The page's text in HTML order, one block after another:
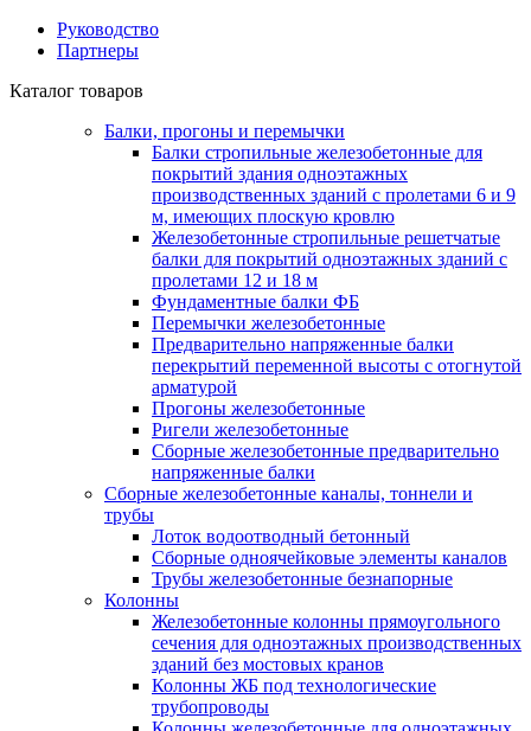
Руководство
Партнеры
Каталог товаров
Балки, прогоны и перемычки
Балки стропильные железобетонные для
покрытий здания одноэтажных
производственных зданий с пролетами 6 и 9
м, имеющих плоскую кровлю
Железобетонные стропильные решетчатые
балки для покрытий одноэтажных зданий с
пролетами 12 и 18 м
Фундаментные балки ФБ
Перемычки железобетонные
Предварительно напряженные балки
перекрытий переменной высоты с отогнутой
арматурой
Прогоны железобетонные
Ригели железобетонные
Сборные железобетонные предварительно
напряженные балки
Сборные железобетонные каналы, тоннели и
трубы
Лоток водоотводный бетонный
Сборные одноячейковые элементы каналов
Трубы железобетонные безнапорные
Колонны
Железобетонные колонны прямоугольного
сечения для одноэтажных производственных
зданий без мостовых кранов
Колонны ЖБ под технологические
трубопроводы